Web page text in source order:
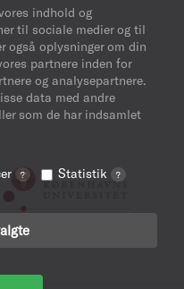
indhold og
til sociale medier og til
også oplysninger om din
partnere inden for
og analysepartnere.
data med andre
som de har indsamlet
? Statistik ?